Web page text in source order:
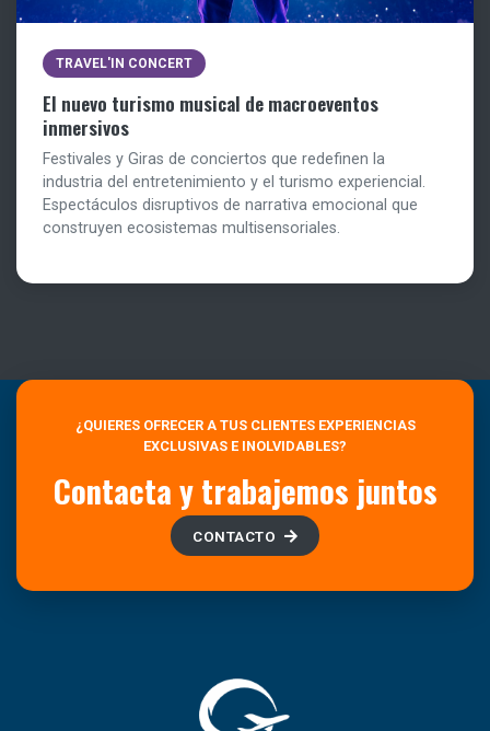
TRAVEL'IN CONCERT
El nuevo turismo musical de macroeventos
inmersivos
Festivales y Giras de conciertos que redefinen la
industria del entretenimiento y el turismo experiencial.
Espectáculos disruptivos de narrativa emocional que
construyen ecosistemas multisensoriales.
¿QUIERES OFRECER A TUS CLIENTES EXPERIENCIAS
EXCLUSIVAS E INOLVIDABLES?
Contacta y trabajemos juntos
CONTACTO